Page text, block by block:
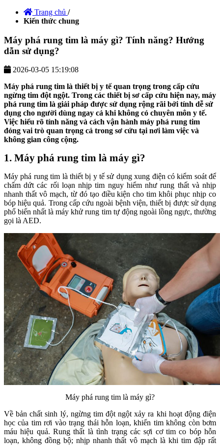
Trang chủ /
Kiến thức chung
Máy phá rung tim là máy gì? Tính năng? Hướng
dẫn sử dụng?
2026-03-05 15:19:08
Máy phá rung tim là thiết bị y tế quan trọng trong cấp cứu
ngừng tim đột ngột. Trong các thiết bị sơ cấp cứu hiện nay, máy
phá rung tim là giải pháp được sử dụng rộng rãi bởi tính dễ sử
dụng cho người dùng ngay cả khi không có chuyên môn y tế.
Việc hiểu rõ tính năng và cách vận hành máy phá rung tim
đóng vai trò quan trọng cả trong sơ cứu tại nơi làm việc và
không gian công cộng.
1. Máy phá rung tim là máy gì?
Máy phá rung tim là thiết bị y tế sử dụng xung điện có kiểm soát để
chấm dứt các rối loạn nhịp tim nguy hiểm như rung thất và nhịp
nhanh thất vô mạch, từ đó tạo điều kiện cho tim khôi phục nhịp co
bóp hiệu quả. Trong cấp cứu ngoài bệnh viện, thiết bị được sử dụng
phổ biến nhất là máy khử rung tim tự động ngoài lồng ngực, thường
gọi là AED.
Máy phá rung tim là máy gì?
Về bản chất sinh lý, ngừng tim đột ngột xảy ra khi hoạt động điện
học của tim rơi vào trạng thái hỗn loạn, khiến tim không còn bơm
máu hiệu quả. Rung thất là tình trạng các sợi cơ tim co bóp hỗn
loạn, không đồng bộ; nhịp nhanh thất vô mạch là khi tim đập rất